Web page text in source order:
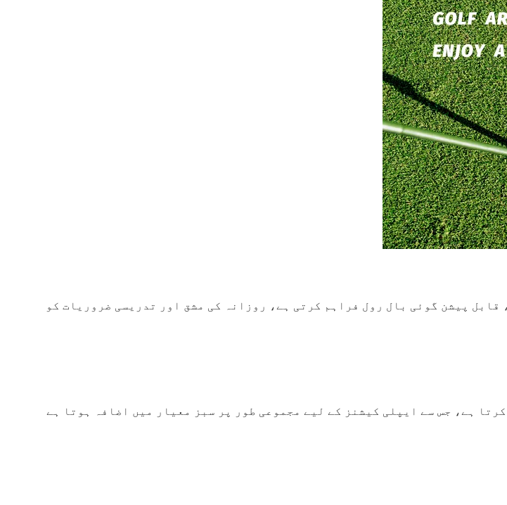
گھاس کی اونچائی ہموار، قابل پیشن گوئی بال رول فراہم کرتی ہے، روزانہ کی مشق اور تدریسی ضروریات کو
ہے، جس سے ایپلی کیشنز کے لیے مجموعی طور پر سبز معیار میں اضافہ ہوتا ہے